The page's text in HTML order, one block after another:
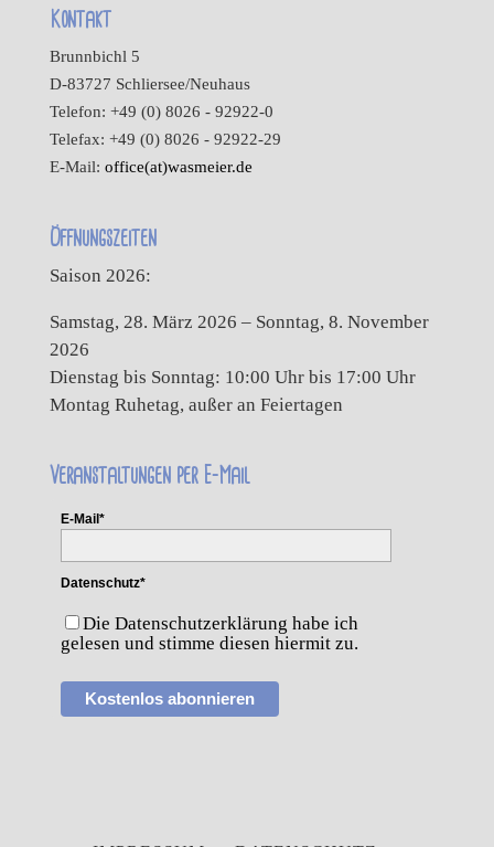
Kontakt
Brunnbichl 5
D-83727 Schliersee/Neuhaus
Telefon: +49 (0) 8026 - 92922-0
Telefax: +49 (0) 8026 - 92922-29
E-Mail: office(at)wasmeier.de
Öffnungszeiten
Saison 2026:
Samstag, 28. März 2026 – Sonntag, 8. November
2026
Dienstag bis Sonntag: 10:00 Uhr bis 17:00 Uhr
Montag Ruhetag, außer an Feiertagen
Veranstaltungen per E-Mail
E-Mail*
Datenschutz*
Die Datenschutzerklärung habe ich
gelesen und stimme diesen hiermit zu.
Kostenlos abonnieren